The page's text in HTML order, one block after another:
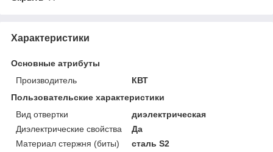
Характеристики
Основные атрибуты
Производитель
КВТ
Пользовательские характеристики
Вид отвертки
диэлектрическая
Диэлектрические свойства
Да
Материал стержня (биты)
сталь S2